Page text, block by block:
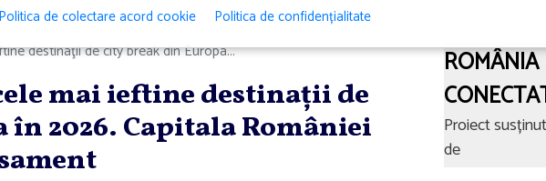
destinaţii de city break din Europa...
mai ieftine destinaţii de
2026. Capitala României
ROMÂNIA
Proiect susținut
de
Politica de colectare acord cookie Politica de confidențialitate